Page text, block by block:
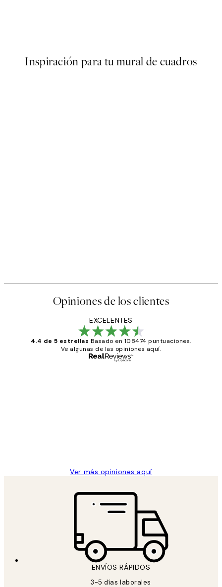
Inspiración para tu mural de cuadros
Opiniones de los clientes
EXCELENTES
4.4 de 5 estrellas Basado en 108474 puntuaciones.
Ve algunas de las opiniones aquí.
Ver más opiniones aquí
ENVÍOS RÁPIDOS
3-5 días laborales